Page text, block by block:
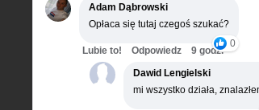
Adam Dąbrowski
Opłaca się tutaj czegoś szukać?
0
Lubie to! Odpowiedz
9 godz.
Dawid Lengielski
mi wszystko działa,